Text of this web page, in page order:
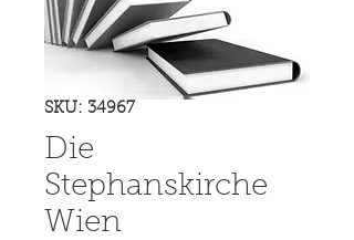
SKU: 34967
Die
Stephanskirche
Wien